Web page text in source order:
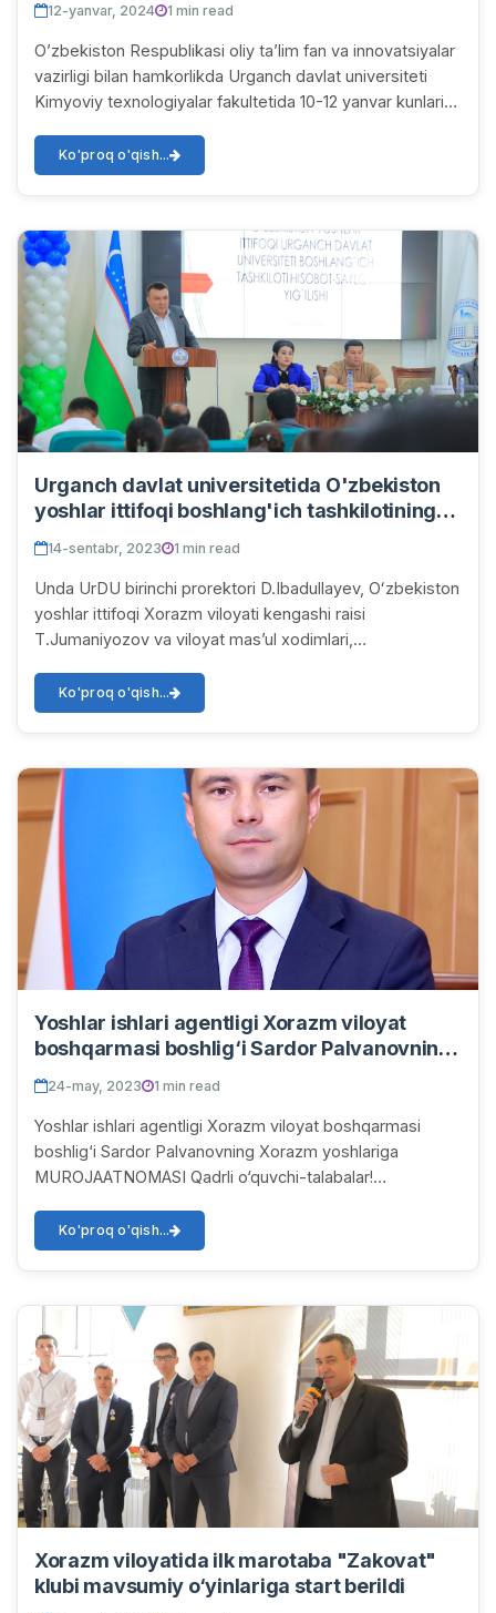
12-yanvar, 2024 1 min read
O’zbekiston Respublikasi oliy ta’lim fan va innovatsiyalar
vazirligi bilan hamkorlikda Urganch davlat universiteti
Kimyoviy texnologiyalar fakultetida 10-12 yanvar kunlari
Ko'proq o'qish...
Urganch davlat universitetida O'zbekiston
yoshlar ittifoqi boshlang'ich tashkilotining
hisobot-saylov yig'ilishi bo'lib o'tdi
14-sentabr, 2023 1 min read
Unda UrDU birinchi prorektori D.Ibadullayev, Oʻzbekiston
yoshlar ittifoqi Xorazm viloyati kengashi raisi
T.Jumaniyozov va viloyat masʼul xodimlari,
Ko'proq o'qish...
Yoshlar ishlari agentligi Xorazm viloyat
boshqarmasi boshlig‘i Sardor Palvanovning
Xorazm yoshlariga MUROJAATNOMASI
24-may, 2023 1 min read
Yoshlar ishlari agentligi Xorazm viloyat boshqarmasi
boshlig‘i Sardor Palvanovning Xorazm yoshlariga
MUROJAATNOMASI Qadrli o‘quvchi-talabalar!
Ko'proq o'qish...
Xorazm viloyatida ilk marotaba "Zakovat"
klubi mavsumiy o‘yinlariga start berildi